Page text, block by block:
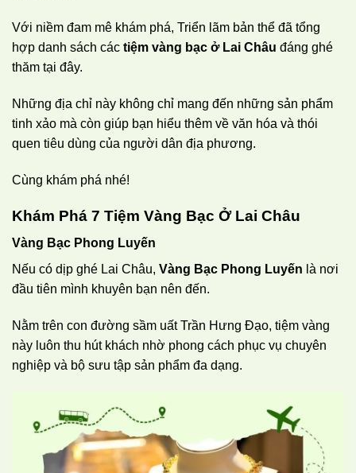
Với niềm đam mê khám phá, Triển lãm bản thể đã tổng
hợp danh sách các tiệm vàng bạc ở Lai Châu đáng ghé
thăm tại đây.
Những địa chỉ này không chỉ mang đến những sản phẩm
tinh xảo mà còn giúp bạn hiểu thêm về văn hóa và thói
quen tiêu dùng của người dân địa phương.
Cùng khám phá nhé!
Khám Phá 7 Tiệm Vàng Bạc Ở Lai Châu
Vàng Bạc Phong Luyến
Nếu có dịp ghé Lai Châu, Vàng Bạc Phong Luyến là nơi
đầu tiên mình khuyên bạn nên đến.
Nằm trên con đường sầm uất Trần Hưng Đạo, tiệm vàng
này luôn thu hút khách nhờ phong cách phục vụ chuyên
nghiệp và bộ sưu tập sản phẩm đa dạng.